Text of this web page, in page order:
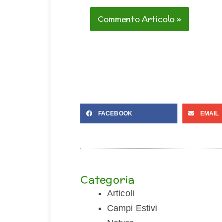
FACEBOOK EMAIL
Categoria
Articoli
Campi Estivi